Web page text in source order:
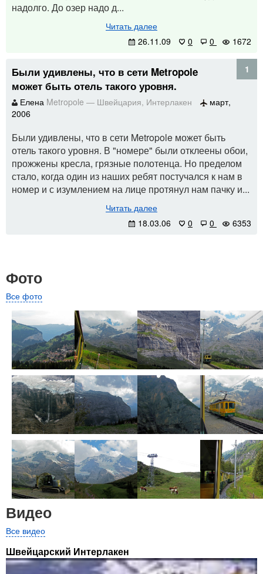
надолго. До озер надо д...
Читать далее
26.11.09
0 0 1672
Были удивлены, что в сети Metropole
может быть отель такого уровня.
1
Елена Metropole — Швейцария, Интерлакен
март,
2006
Были удивлены, что в сети Metropole может быть
отель такого уровня. В "номере" были отклеены обои,
прожжены кресла, грязные полотенца. Но пределом
стало, когда один из наших ребят постучался к нам в
номер и с изумлением на лице протянул нам пачку и...
Читать далее
18.03.06
0 0 6353
Фото
Все фото
Видео
Все видео
Швейцарский Интерлакен